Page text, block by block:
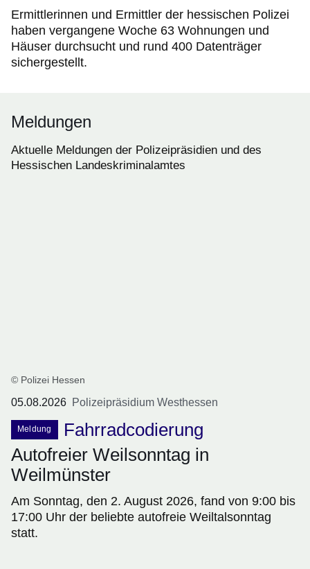
Ermittlerinnen und Ermittler der hessischen Polizei
haben vergangene Woche 63 Wohnungen und
Häuser durchsucht und rund 400 Datenträger
sichergestellt.
Meldungen
Aktuelle Meldungen der Polizeipräsidien und des
Hessischen Landeskriminalamtes
© Polizei Hessen
05.08.2026 Polizeipräsidium Westhessen
Meldung
Fahrradcodierung
Autofreier Weilsonntag in
Weilmünster
Am Sonntag, den 2. August 2026, fand von 9:00 bis
17:00 Uhr der beliebte autofreie Weiltalsonntag
statt.